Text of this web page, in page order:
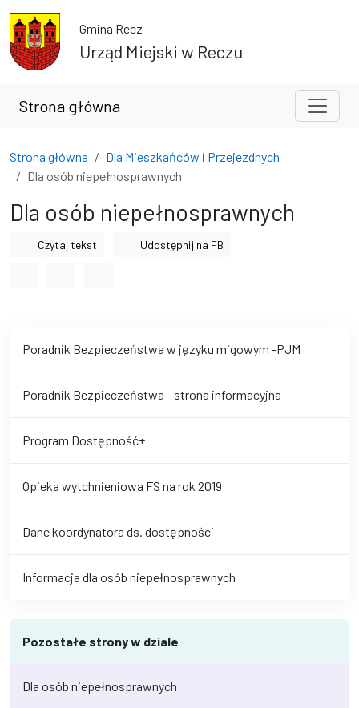
Przejdź do treści
Przejdź do wyszukiwarki
Gmina Recz -
Urząd Miejski w Reczu
Strona główna
Strona główna
Dla Mieszkańców i Przejezdnych
Dla osób niepełnosprawnych
Dla osób niepełnosprawnych
Czytaj tekst Udostępnij na FB
Poradnik Bezpieczeństwa w języku migowym -PJM
Poradnik Bezpieczeństwa - strona informacyjna
Program Dostępność+
Opieka wytchnieniowa FS na rok 2019
Dane koordynatora ds. dostępności
Informacja dla osób niepełnosprawnych
Pozostałe strony w dziale
Dla osób niepełnosprawnych